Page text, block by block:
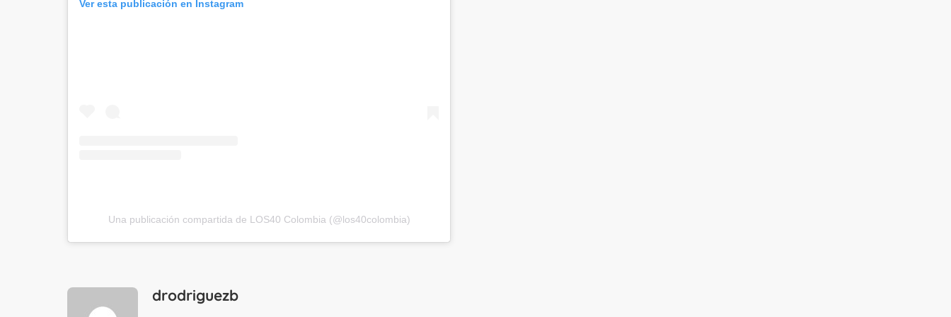
Ver esta publicación en Instagram
Una publicación compartida de LOS40 Colombia (@los40colombia)
drodriguezb